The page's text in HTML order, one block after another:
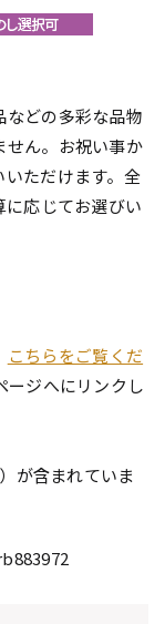
などの多彩な品物
せん。お祝い事か
ただけます。全
応じてお選びい
こちらをご覧くだ
ージへにリンクし
が含まれていま